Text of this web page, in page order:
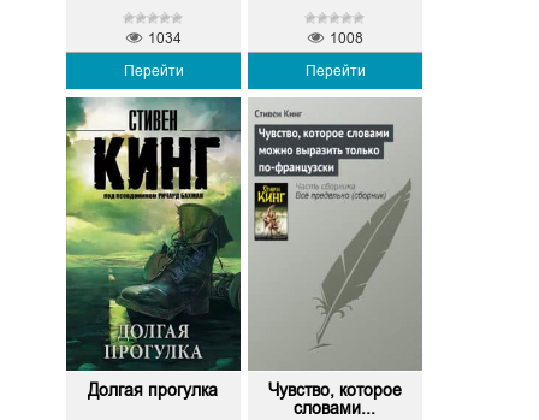
Перейти
1034
Перейти
1008
Долгая прогулка
Чувство, которое
словами...